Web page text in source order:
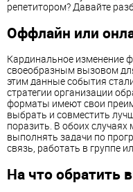
репетитором? Давайте
Оффлайн или
Кардинальное изменение
своеобразным вызовом
этим данные события
стратегии организации
форматы имеют свои
выбрать и совместить
поразить. В обоих
выполнять задачи по
связь, работать в группе
На что обратить